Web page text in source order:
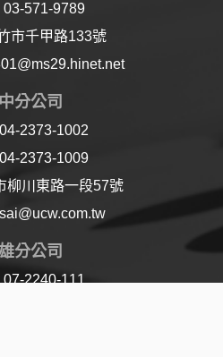
03-571-9789
市千甲路133號
分公司
2373-1002
2373-1009
柳川東路一段57號
分公司
2240-111